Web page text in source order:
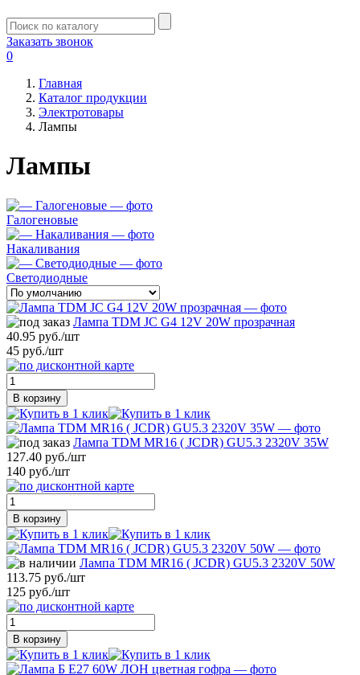
Заказать звонок
0
Главная
Каталог продукции
Электротовары
Лампы
Лампы
Галогеновые
Накаливания
Светодиодные
Лампа TDM JC G4 12V 20W прозрачная
40.95 руб./шт
45 руб./шт
В корзину
Лампа TDM MR16 ( JCDR) GU5.3 2320V 35W
127.40 руб./шт
140 руб./шт
В корзину
Лампа TDM MR16 ( JCDR) GU5.3 2320V 50W
113.75 руб./шт
125 руб./шт
В корзину